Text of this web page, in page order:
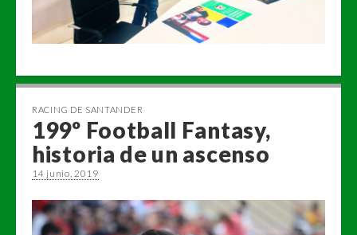
RACING DE SANTANDER
199º Football Fantasy,
historia de un ascenso
14 junio, 2019